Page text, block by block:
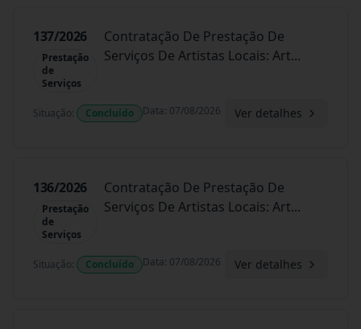
137/2026
Prestação
de
Serviços
Contratação De Prestação De
Serviços De Artistas Locais: Art...
Situação: Concluído Data: 07/08/2026 Ver detalhes
136/2026
Prestação
de
Serviços
Contratação De Prestação De
Serviços De Artistas Locais: Art...
Situação: Concluído Data: 07/08/2026 Ver detalhes